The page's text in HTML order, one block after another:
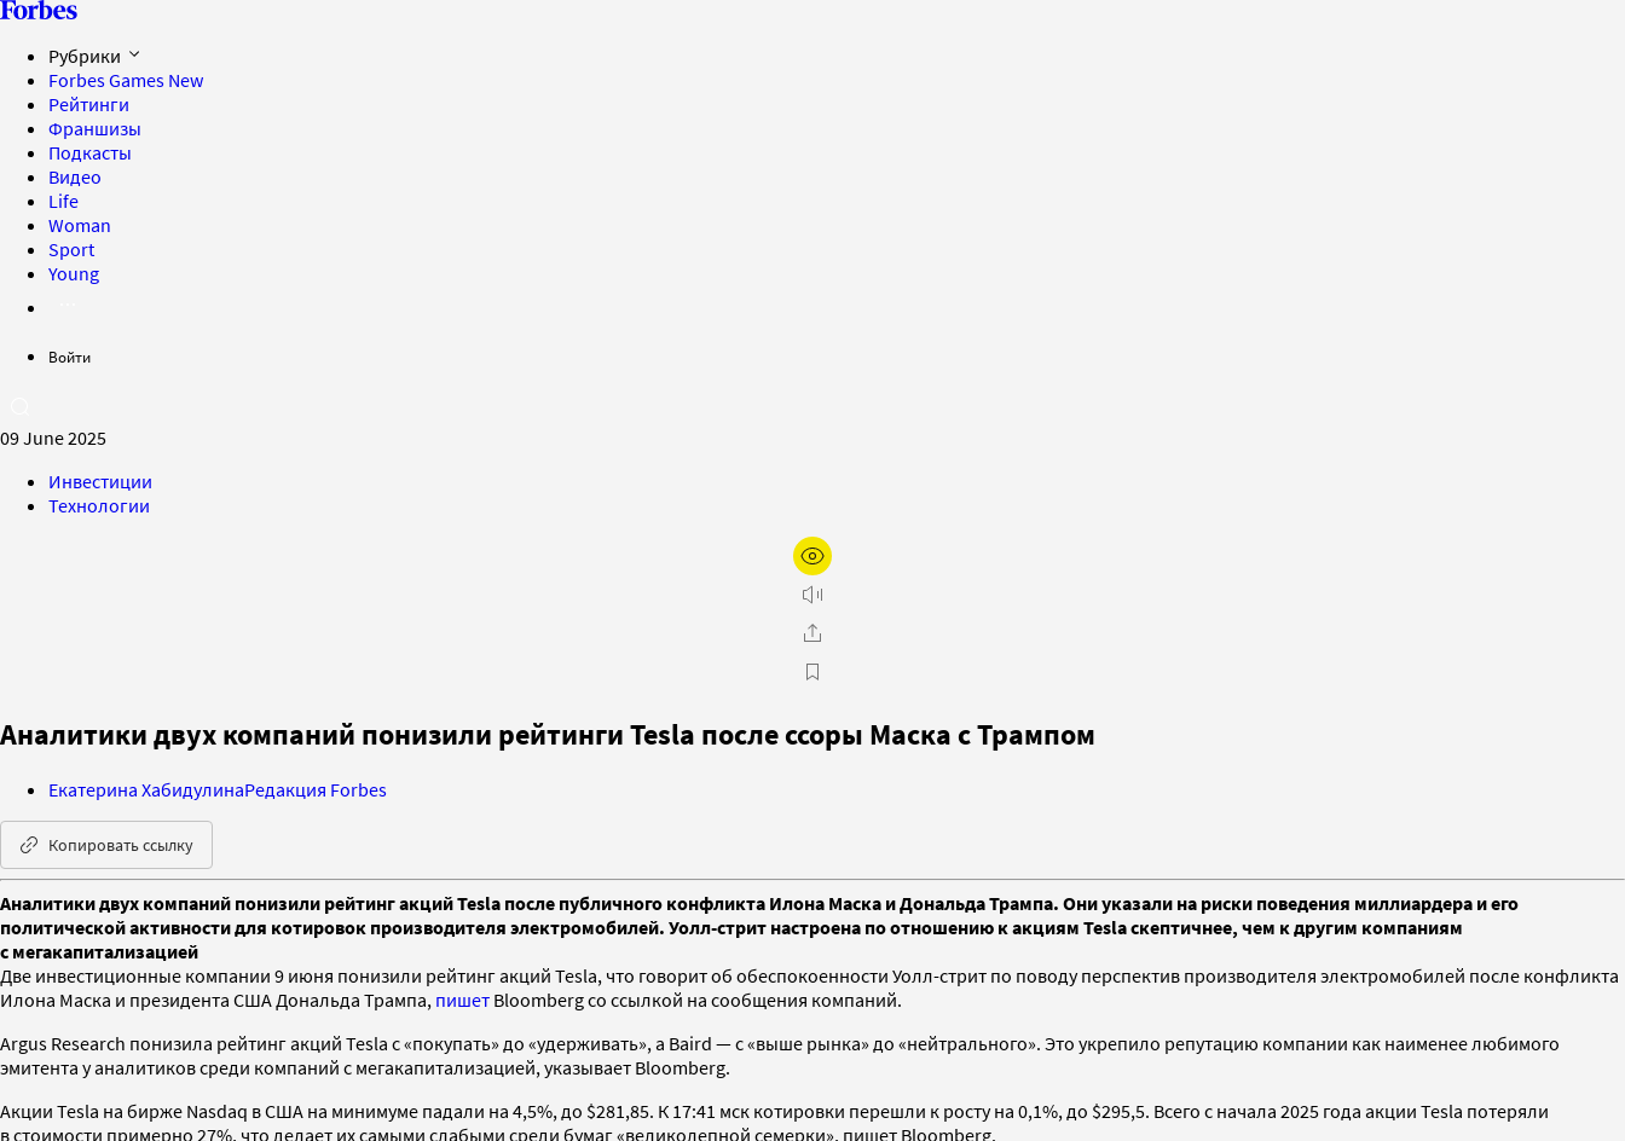
Рубрики
Forbes Games New
Рейтинги
Франшизы
Подкасты
Видео
Life
Woman
Sport
Young
Войти
09 June 2025
Инвестиции
Технологии
Аналитики двух компаний понизили рейтинги Tesla после ссоры Маска с Трампом
Екатерина ХабидулинаРедакция Forbes
Копировать ссылку
Аналитики двух компаний понизили рейтинг акций Tesla после публичного конфликта Илона Маска и Дональда Трампа. Они указали на риски поведения миллиардера и его
политической активности для котировок производителя электромобилей. Уолл-стрит настроена по отношению к акциям Tesla скептичнее, чем к другим компаниям
с мегакапитализацией
Две инвестиционные компании 9 июня понизили рейтинг акций Tesla, что говорит об обеспокоенности Уолл-стрит по поводу перспектив производителя электромобилей после конфликта
Илона Маска и президента США Дональда Трампа, пишет Bloomberg со ссылкой на сообщения компаний.
Argus Research понизила рейтинг акций Tesla c «покупать» до «удерживать», а Baird — с «выше рынка» до «нейтрального». Это укрепило репутацию компании как наименее любимого
эмитента у аналитиков среди компаний с мегакапитализацией, указывает Bloomberg.
Акции Tesla на бирже Nasdaq в США на минимуме падали на 4,5%, до $281,85. К 17:41 мск котировки перешли к росту на 0,1%, до $295,5. Всего с начала 2025 года акции Tesla потеряли
в стоимости примерно 27%, что делает их самыми слабыми среди бумаг «великолепной семерки», пишет Bloomberg.